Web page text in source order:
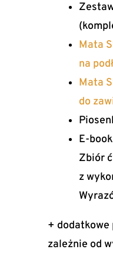
Mata
na
Mata
do
E-
Zbiór
z
+
zależnie od